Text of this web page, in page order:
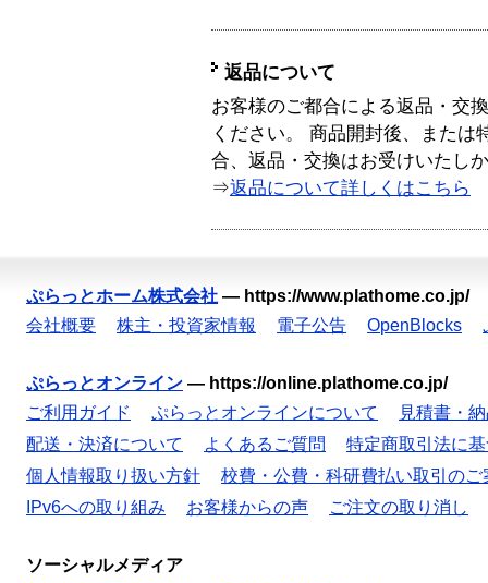
返品について
お客様のご都合による返品・交
ください。 商品開封後、または
合、返品・交換はお受けいたし
⇒返品について詳しくはこちら
ぷらっとホーム株式会社 — https://www.plathome.co.jp/
会社概要
株主・投資家情報 電子公告 OpenBlocks
ぷらっとオンライン — https://online.plathome.co.jp/
ご利用ガイド
ぷらっとオンラインについて
見積書・
配送・決済について
よくあるご質問
特定商取引法に
個人情報取り扱い方針
校費・公費・科研費払い取引のご
IPv6への取り組み
お客様からの声 ご注文の取り消し
ソーシャルメディア